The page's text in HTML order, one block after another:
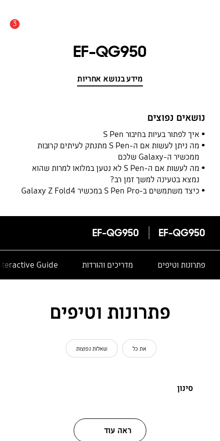
3
EF-QG950
מידע בנושא אחריות
נושאים נפוצים
איך לפתור בעיות בחיבור S Pen
מה ניתן לעשות אם ה-S Pen מתנתק לעיתים קרובות
ממכשיר ה-Galaxy שלכם
מה לעשות אם ה-S Pen לא נטען במלואו למרות שהוא
נמצא בטעינה למשך זמן רב?
כיצד משתמשים ב-S Pen Pro במכשיר Galaxy Z Fold4
EF-QG950
EF-QG950
פתרונות וטיפים מדריכים והורדות Guide
פתרונות וטיפים
את כל שאלות נפוצות
סינון
ראה עוד